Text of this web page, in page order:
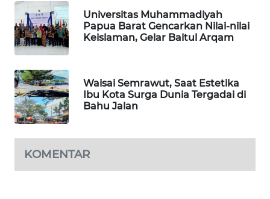
Universitas Muhammadiyah
Papua Barat Gencarkan Nilai-nilai
Keislaman, Gelar Baitul Arqam
Waisai Semrawut, Saat Estetika
Ibu Kota Surga Dunia Tergadai di
Bahu Jalan
KOMENTAR
TAMBANG
NEWS
SITUNGIR
NEWS
SIDIKALANG
NEWS
NEWS